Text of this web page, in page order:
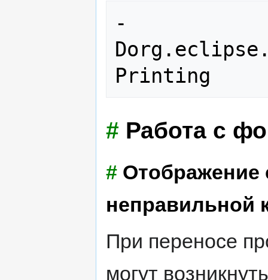
-
# Работа с
#
неправильной
При переносе
могут